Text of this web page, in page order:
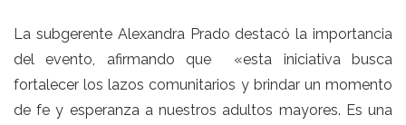
La subgerente Alexandra Prado destacó la importancia
del evento, afirmando que «esta iniciativa busca
fortalecer los lazos comunitarios y brindar un momento
de fe y esperanza a nuestros adultos mayores. Es una